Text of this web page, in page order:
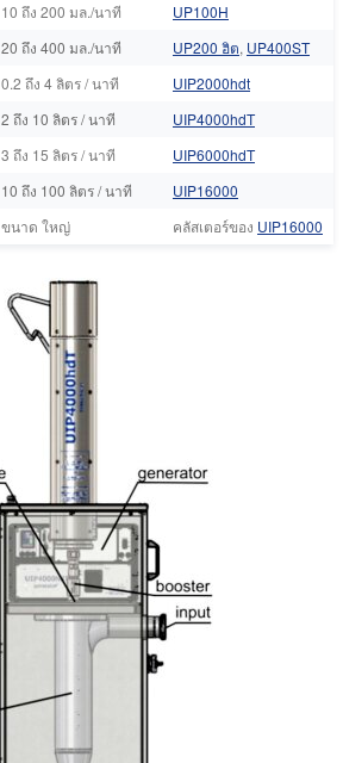
10 ถึง 200 มล./นาที
UP100H
20 ถึง 400 มล./นาที UP200 ฮิต, UP400ST
0.2 ถึง 4 ลิตร / นาที
UIP2000hdt
2 ถึง 10 ลิตร / นาที
UIP4000hdT
3 ถึง 15 ลิตร / นาที
UIP6000hdT
10 ถึง 100 ลิตร / นาที
UIP16000
ขนาด ใหญ่ คลัสเตอร์ของ UIP16000